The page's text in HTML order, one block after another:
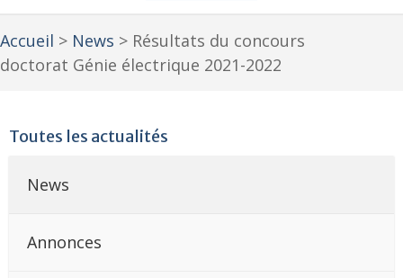
Accueil > News > Résultats du concours
doctorat Génie électrique 2021-2022
Toutes les actualités
News
Annonces